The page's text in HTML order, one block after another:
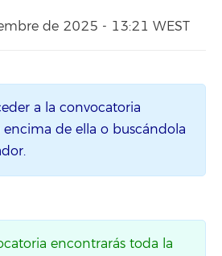
de 2025 - 13:21 WEST
a la convocatoria
de ella o buscándola
encontrarás toda la